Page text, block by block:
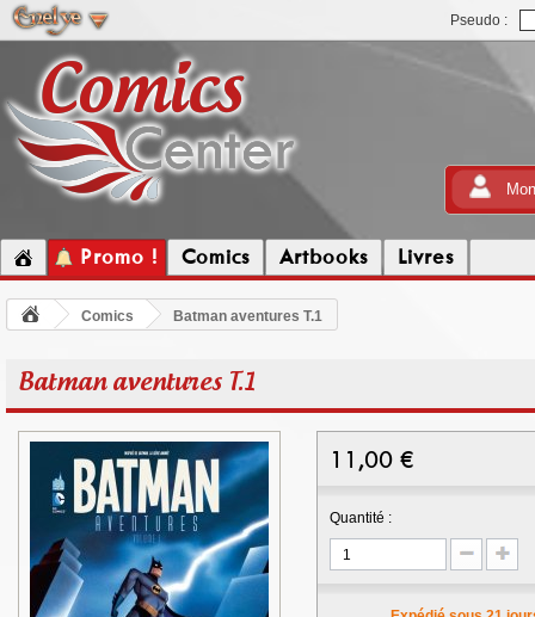
Pseudo :
Promo ! Comics Artbooks Livres
Comics Batman aventures T.1
Batman aventures T.1
11,00 €
Quantité :